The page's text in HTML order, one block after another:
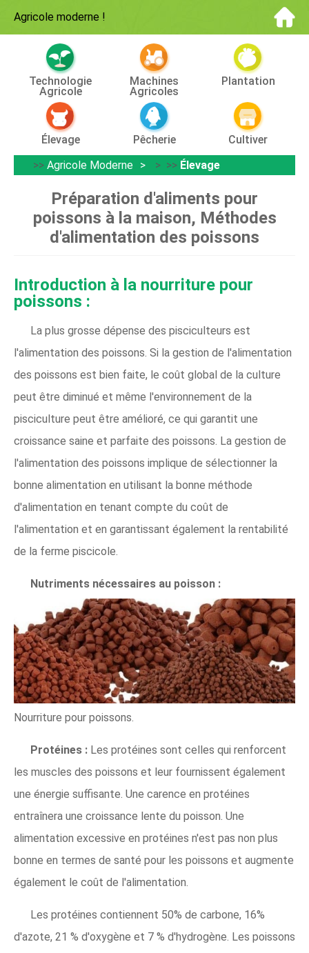
Agricole moderne !
Technologie
Agricole
Machines
Agricoles
Plantation
Élevage Pêcherie
Cultiver
>> Agricole Moderne > >> Élevage
Préparation d'aliments pour
poissons à la maison, Méthodes
d'alimentation des poissons
Introduction à la nourriture pour
poissons :
La plus grosse dépense des pisciculteurs est
l'alimentation des poissons. Si la gestion de l'alimentation
des poissons est bien faite, le coût global de la culture
peut être diminué et même l'environnement de la
pisciculture peut être amélioré, ce qui garantit une
croissance saine et parfaite des poissons. La gestion de
l'alimentation des poissons implique de sélectionner la
bonne alimentation en utilisant la bonne méthode
d'alimentation en tenant compte du coût de
l'alimentation et en garantissant également la rentabilité
de la ferme piscicole.
Nutriments nécessaires au poisson :
Nourriture pour poissons.
Protéines : Les protéines sont celles qui renforcent
les muscles des poissons et leur fournissent également
une énergie suffisante. Une carence en protéines
entraînera une croissance lente du poisson. Une
alimentation excessive en protéines n'est pas non plus
bonne en termes de santé pour les poissons et augmente
également le coût de l'alimentation.
Les protéines contiennent 50% de carbone, 16%
d'azote, 21 % d'oxygène et 7 % d'hydrogène. Les poissons